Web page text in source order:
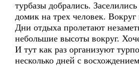
турбазы добрались.
домик на трех человек. Вокруг
Дни отдыха пролетают
небольшие высоты вокруг.
И тут как раз организуют
несколько дней с